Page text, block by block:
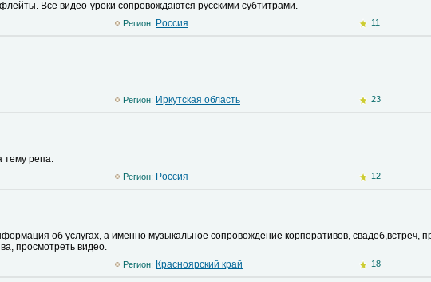
Все видео-уроки сопровождаются русскими субтитрами.
Регион: Pоссия 11
Регион: Иркутская область 23
тему репа.
Регион: Pоссия 12
об услугах, а именно музыкальное сопровождение корпоративов, свадеб,встреч,
просмотреть видео.
Регион: Красноярский край 18